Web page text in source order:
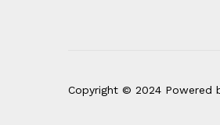
Copyright © 2024 Powered